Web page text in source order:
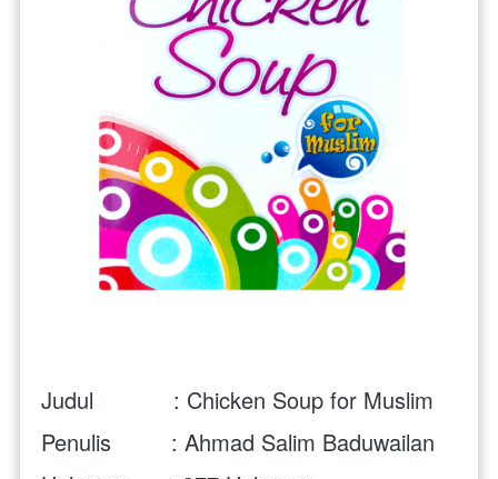
Judul            : Chicken Soup for Muslim
Penulis         : Ahmad Salim Baduwailan